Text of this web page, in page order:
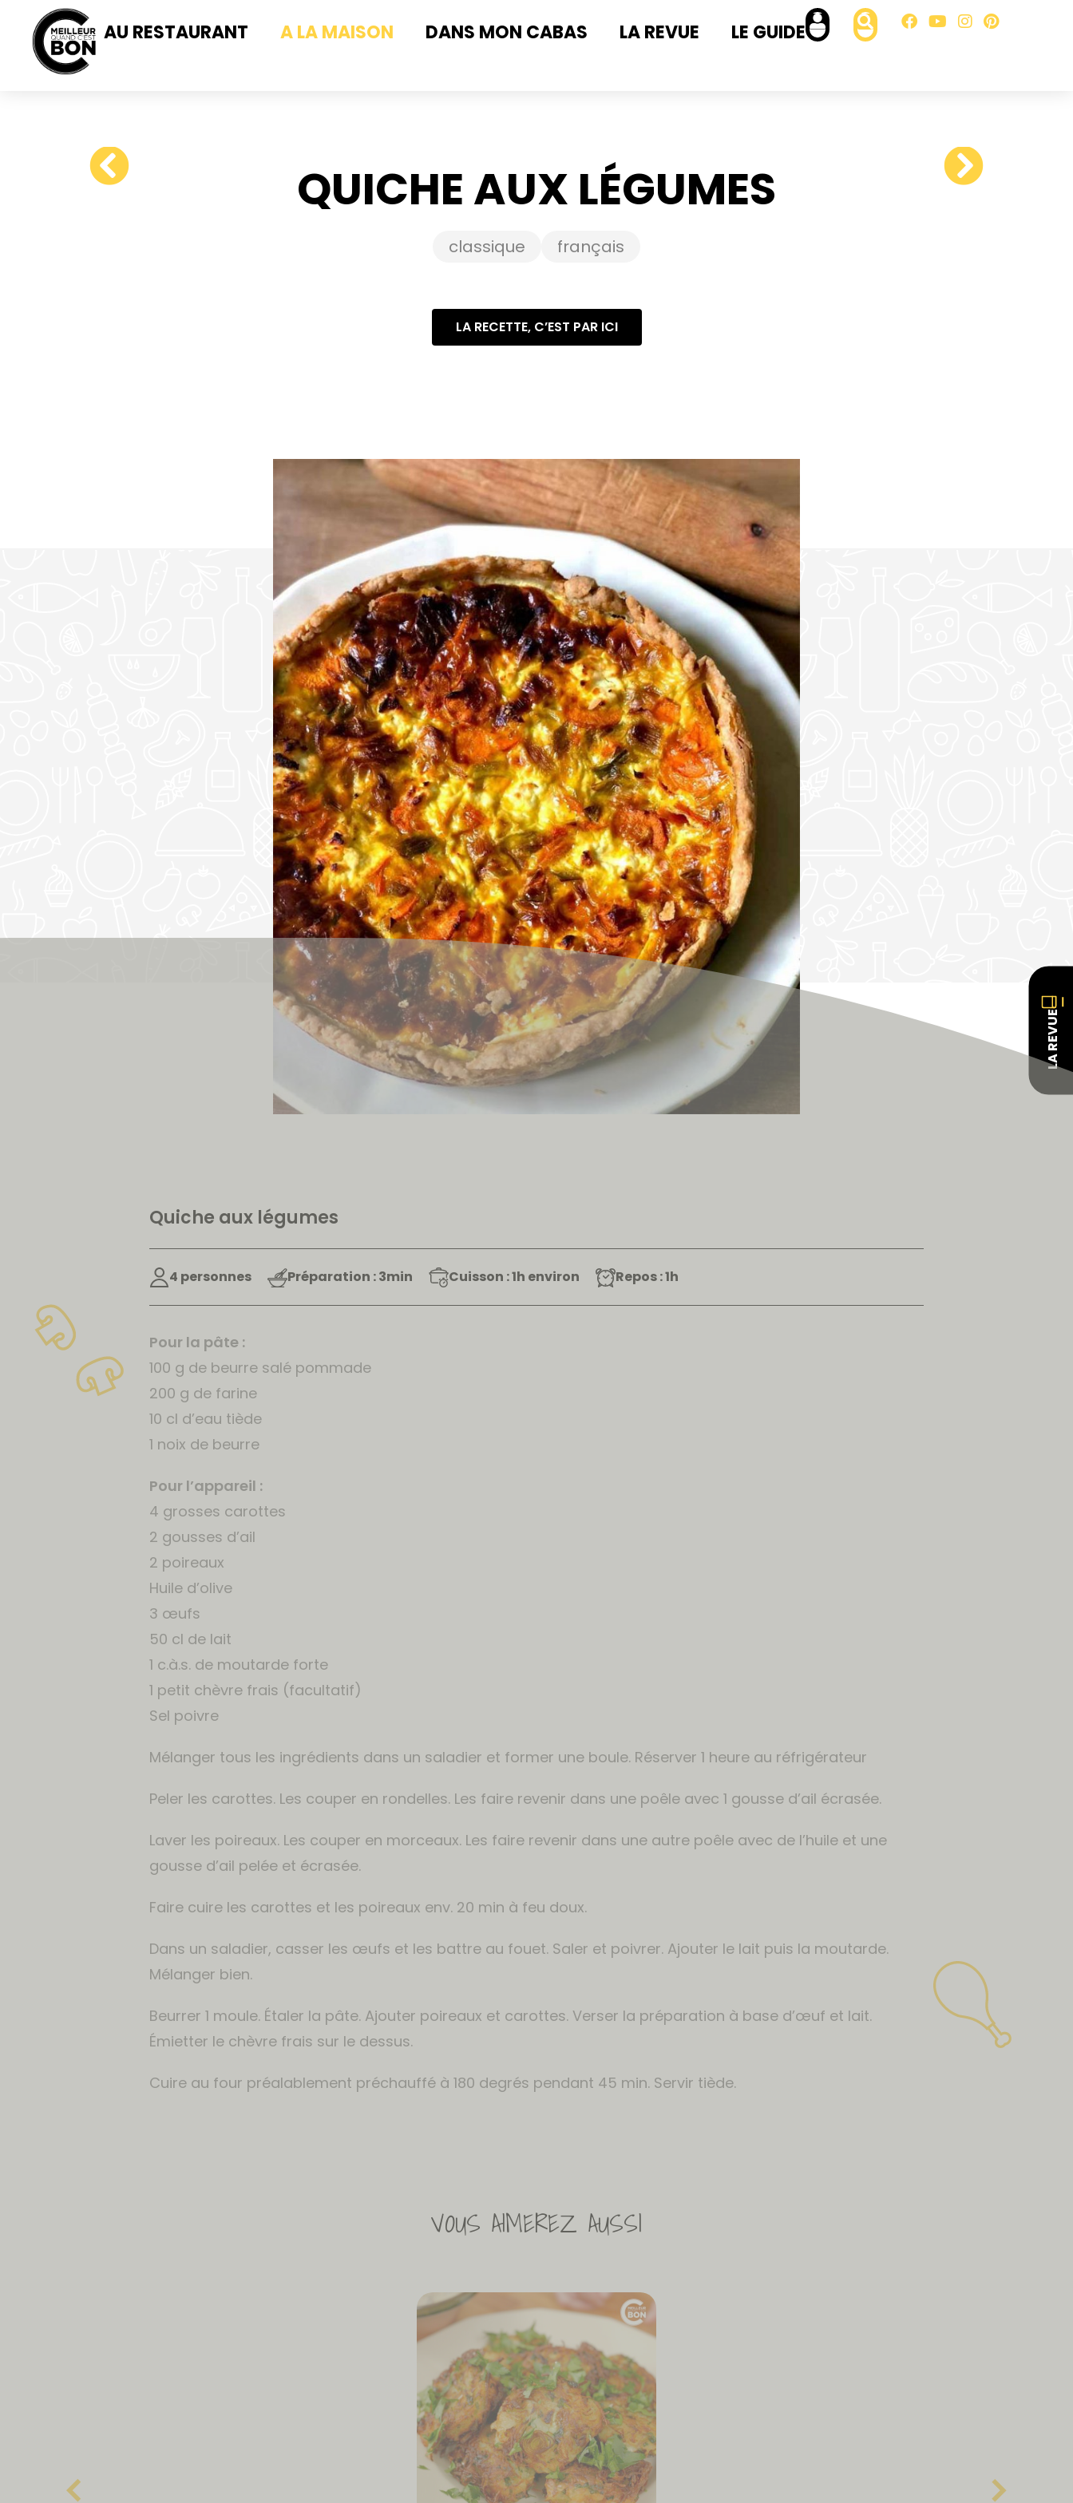
AU RESTAURANT A LA MAISON DANS MON CABAS LA REVUE LE GUIDE
QUICHE AUX LÉGUMES
classique français
LA RECETTE, C’EST PAR ICI
Quiche aux légumes
4 personnes Préparation : 3min Cuisson : 1h environ Repos : 1h
Pour la pâte :
100 g de beurre salé pommade
200 g de farine
10 cl d’eau tiède
1 noix de beurre
Pour l’appareil :
4 grosses carottes
2 gousses d’ail
2 poireaux
Huile d’olive
3 œufs
50 cl de lait
1 c.à.s. de moutarde forte
1 petit chèvre frais (facultatif)
Sel poivre
Mélanger tous les ingrédients dans un saladier et former une boule. Réserver 1 heure au réfrigérateur
Peler les carottes. Les couper en rondelles. Les faire revenir dans une poêle avec 1 gousse d’ail écrasée.
Laver les poireaux. Les couper en morceaux. Les faire revenir dans une autre poêle avec de l’huile et une
gousse d’ail pelée et écrasée.
Faire cuire les carottes et les poireaux env. 20 min à feu doux.
Dans un saladier, casser les œufs et les battre au fouet. Saler et poivrer. Ajouter le lait puis la moutarde.
Mélanger bien.
Beurrer 1 moule. Étaler la pâte. Ajouter poireaux et carottes. Verser la préparation à base d’œuf et lait.
Émietter le chèvre frais sur le dessus.
Cuire au four préalablement préchauffé à 180 degrés pendant 45 min. Servir tiède.
VOUS AIMEREZ AUSSI
LA REVUE